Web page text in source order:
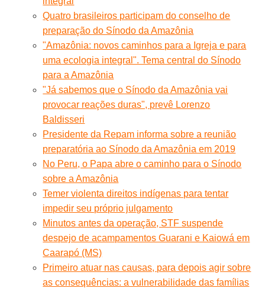
Quatro brasileiros participam do conselho de
preparação do Sínodo da Amazônia
"Amazônia: novos caminhos para a Igreja e para
uma ecologia integral". Tema central do Sínodo
para a Amazônia
"Já sabemos que o Sínodo da Amazônia vai
provocar reações duras", prevê Lorenzo
Baldisseri
Presidente da Repam informa sobre a reunião
preparatória ao Sínodo da Amazônia em 2019
No Peru, o Papa abre o caminho para o Sínodo
sobre a Amazônia
Temer violenta direitos indígenas para tentar
impedir seu próprio julgamento
Minutos antes da operação, STF suspende
despejo de acampamentos Guarani e Kaiowá em
Caarapó (MS)
Primeiro atuar nas causas, para depois agir sobre
as consequências: a vulnerabilidade das famílias